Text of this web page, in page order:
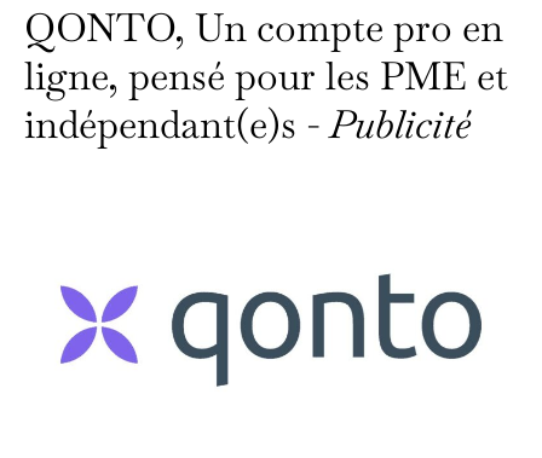
QONTO, Un compte pro en
ligne, pensé pour les PME et
indépendant(e)s -Publicité